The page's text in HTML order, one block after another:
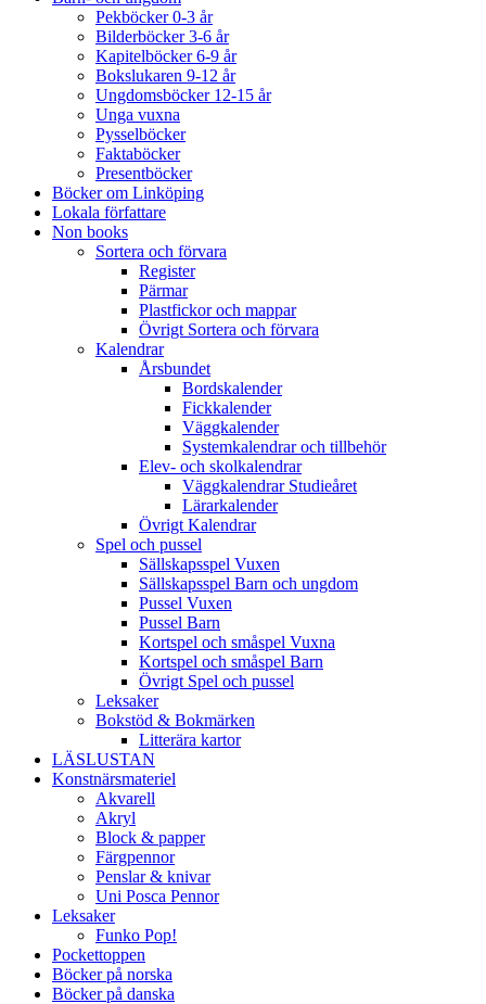
Pekböcker 0-3 år
Bilderböcker 3-6 år
Kapitelböcker 6-9 år
Bokslukaren 9-12 år
Ungdomsböcker 12-15 år
Unga vuxna
Pysselböcker
Faktaböcker
Presentböcker
Böcker om Linköping
Lokala författare
Non books
Sortera och förvara
Register
Pärmar
Plastfickor och mappar
Övrigt Sortera och förvara
Kalendrar
Årsbundet
Bordskalender
Fickkalender
Väggkalender
Systemkalendrar och tillbehör
Elev- och skolkalendrar
Väggkalendrar Studieåret
Lärarkalender
Övrigt Kalendrar
Spel och pussel
Sällskapsspel Vuxen
Sällskapsspel Barn och ungdom
Pussel Vuxen
Pussel Barn
Kortspel och småspel Vuxna
Kortspel och småspel Barn
Övrigt Spel och pussel
Leksaker
Bokstöd & Bokmärken
Litterära kartor
LÄSLUSTAN
Konstnärsmateriel
Akvarell
Akryl
Block & papper
Färgpennor
Penslar & knivar
Uni Posca Pennor
Leksaker
Funko Pop!
Pockettoppen
Böcker på norska
Böcker på danska